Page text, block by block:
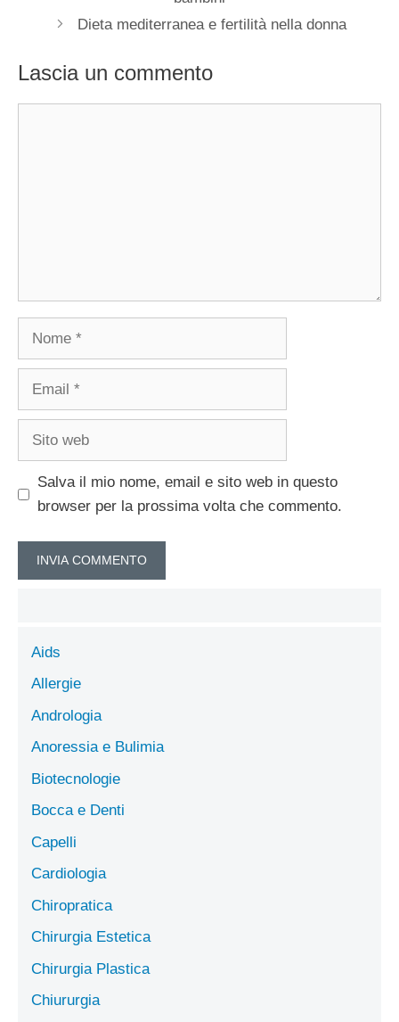
Dieta mediterranea e fertilità nella donna
Lascia un commento
Nome
Email
Sito
Salva il mio nome, email e sito web in questo
browser per la prossima volta che commento.
Aids
Allergie
Andrologia
Anoressia e Bulimia
Biotecnologie
Bocca e Denti
Capelli
Cardiologia
Chiropratica
Chirurgia Estetica
Chirurgia Plastica
Chiururgia